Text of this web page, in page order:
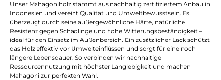
Unser Mahagoniholz stammt aus nachhaltig zertifiziertem Anbau in
Indonesien und vereint Qualität und Umweltbewusstsein. Es
überzeugt durch seine außergewöhnliche Härte, natürliche
Resistenz gegen Schädlinge und hohe Witterungsbeständigkeit –
ideal für den Einsatz im Außenbereich. Ein zusätzlicher Lack schützt
das Holz effektiv vor Umwelteinflüssen und sorgt für eine noch
längere Lebensdauer. So verbinden wir nachhaltige
Ressourcennutzung mit höchster Langlebigkeit und machen
Mahagoni zur perfekten Wahl.